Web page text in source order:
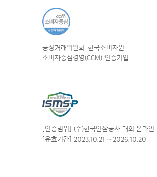
공정거래위원회-한국소비자원
소비자중심경영(CCM) 인증기업
[인증범위] (주)한국인삼공사 대외 온라인
[유효기간] 2023.10.21 ~ 2026.10.20